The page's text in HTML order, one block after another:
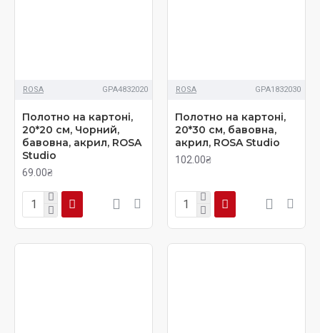
ROSA GPA4832020
Полотно на картоні,
20*20 см, Чорний,
бавовна, акрил, ROSA
Studio
69.00₴
ROSA GPA1832030
Полотно на картоні,
20*30 см, бавовна,
акрил, ROSA Studio
102.00₴